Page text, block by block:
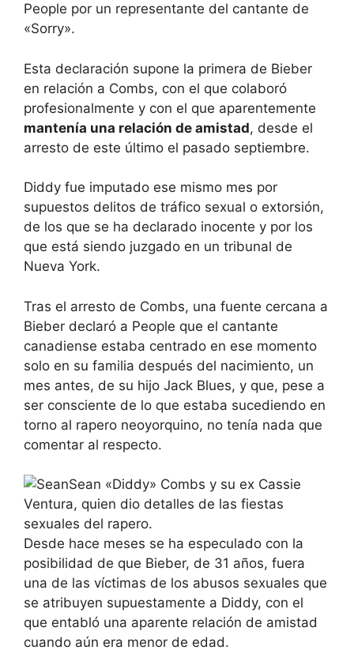
People por un representante del cantante de
«Sorry».
Esta declaración supone la primera de Bieber
en relación a Combs, con el que colaboró
profesionalmente y con el que aparentemente
mantenía una relación de amistad, desde el
arresto de este último el pasado septiembre.
Diddy fue imputado ese mismo mes por
supuestos delitos de tráfico sexual o extorsión,
de los que se ha declarado inocente y por los
que está siendo juzgado en un tribunal de
Nueva York.
Tras el arresto de Combs, una fuente cercana a
Bieber declaró a People que el cantante
canadiense estaba centrado en ese momento
solo en su familia después del nacimiento, un
mes antes, de su hijo Jack Blues, y que, pese a
ser consciente de lo que estaba sucediendo en
torno al rapero neoyorquino, no tenía nada que
comentar al respecto.
Sean «Diddy» Combs y su ex Cassie
Ventura, quien dio detalles de las fiestas
sexuales del rapero.
Desde hace meses se ha especulado con la
posibilidad de que Bieber, de 31 años, fuera
una de las víctimas de los abusos sexuales que
se atribuyen supuestamente a Diddy, con el
que entabló una aparente relación de amistad
cuando aún era menor de edad.